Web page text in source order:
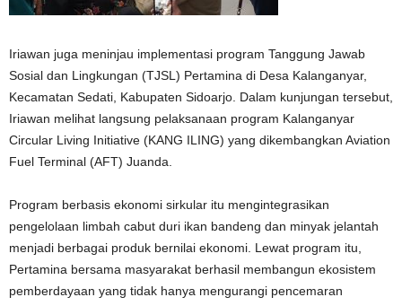
Iriawan juga meninjau implementasi program Tanggung Jawab
Sosial dan Lingkungan (TJSL) Pertamina di Desa Kalanganyar,
Kecamatan Sedati, Kabupaten Sidoarjo. Dalam kunjungan tersebut,
Iriawan melihat langsung pelaksanaan program Kalanganyar
Circular Living Initiative (KANG ILING) yang dikembangkan Aviation
Fuel Terminal (AFT) Juanda.
Program berbasis ekonomi sirkular itu mengintegrasikan
pengelolaan limbah cabut duri ikan bandeng dan minyak jelantah
menjadi berbagai produk bernilai ekonomi. Lewat program itu,
Pertamina bersama masyarakat berhasil membangun ekosistem
pemberdayaan yang tidak hanya mengurangi pencemaran